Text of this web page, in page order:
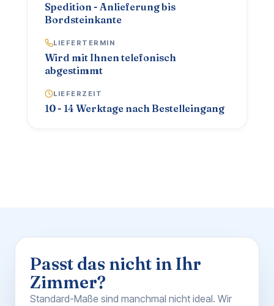
Spedition - Anlieferung bis
Bordsteinkante
LIEFERTERMIN
Wird mit Ihnen telefonisch
abgestimmt
LIEFERZEIT
10 - 14 Werktage nach Bestelleingang
Passt das nicht in Ihr
Zimmer?
Standard-Maße sind manchmal nicht ideal. Wir